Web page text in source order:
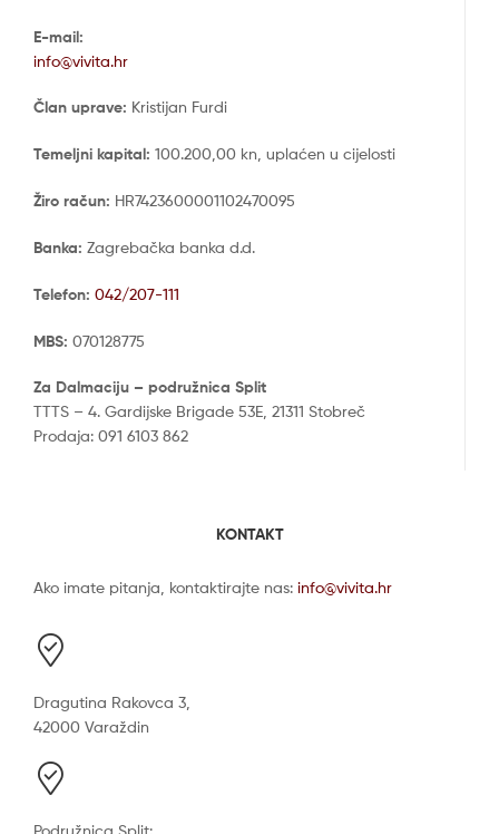
E-mail:
info@vivita.hr
Član uprave: Kristijan Furdi
Temeljni kapital: 100.200,00 kn, uplaćen u cijelosti
Žiro račun: HR7423600001102470095
Banka: Zagrebačka banka d.d.
Telefon: 042/207-111
MBS: 070128775
Za Dalmaciju – podružnica Split
TTTS – 4. Gardijske Brigade 53E, 21311 Stobreč
Prodaja: 091 6103 862
KONTAKT
Ako imate pitanja, kontaktirajte nas: info@vivita.hr
Dragutina Rakovca 3,
42000 Varaždin